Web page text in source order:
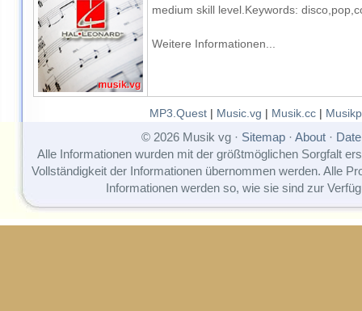
medium skill level.Keywords:
Weitere Informationen...
MP3.Quest| Music.vg | Musik.cc|
© 2026 Musik vg · Sitemap· About·
Alle Informationen wurden mit der größtmöglichen Sorgfalt
Vollständigkeit der Informationen übernommen werden. Alle
Informationen werden so, wie sie sind zur